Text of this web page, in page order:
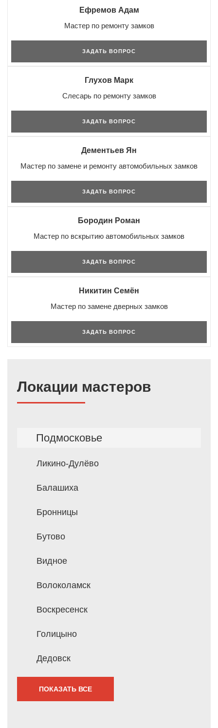
Ефремов Адам
Мастер по ремонту замков
ЗАДАТЬ ВОПРОС
Глухов Марк
Слесарь по ремонту замков
ЗАДАТЬ ВОПРОС
Дементьев Ян
Мастер по замене и ремонту автомобильных замков
ЗАДАТЬ ВОПРОС
Бородин Роман
Мастер по вскрытию автомобильных замков
ЗАДАТЬ ВОПРОС
Никитин Семён
Мастер по замене дверных замков
ЗАДАТЬ ВОПРОС
Локации мастеров
Подмосковье
Ликино-Дулёво
Балашиха
Бронницы
Бутово
Видное
Волоколамск
Воскресенск
Голицыно
Дедовск
ПОКАЗАТЬ ВСЕ